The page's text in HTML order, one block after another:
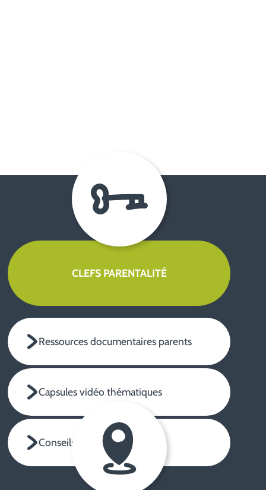
Ressources documentaires parents
Capsules vidéo thématiques
Conseils pratiques à écouter